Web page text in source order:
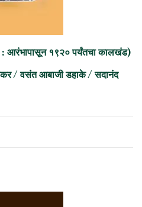
: आरंभापासून १९२० पर्यंतचा कालखंड)
/ वसंत आबाजी डहाके / सदानंद